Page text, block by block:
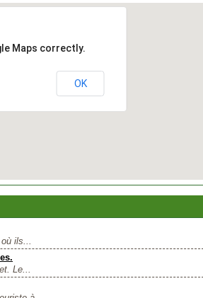
Maps correctly.
OK
ils...
Le...